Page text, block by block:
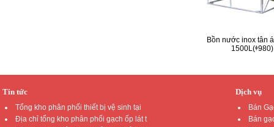
Bồn nước inox tân
1500L(ᶲ980)
Tin tức
Tổng kho phân phối thiết bị vệ sinh tại
Địa chỉ tổng kho phân phối gạch ốp lát t
Dịch vụ
Bán
Bán